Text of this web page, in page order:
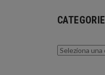
CATEGORIE
Categorie